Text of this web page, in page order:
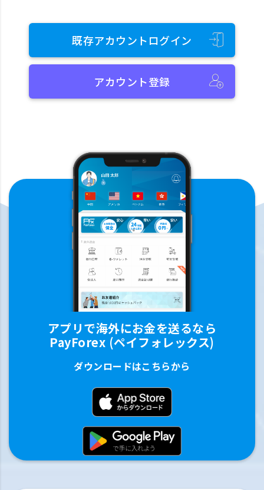
既存アカウントログイン
アカウント登録
アプリで海外にお金を送るなら
PayForex (ペイフォレックス)
ダウンロードはこちらから